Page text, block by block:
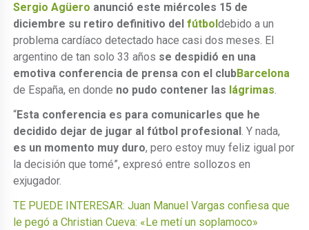
Sergio Agüero anunció este miércoles 15 de
diciembre su retiro definitivo delfútboldebido a un
problema cardíaco detectado hace casi dos meses. El
argentino de tan solo 33 años se despidió en una
emotiva conferencia de prensa con el clubBarcelona
de España, en donde no pudo contener las lágrimas.
“Esta conferencia es para comunicarles que he
decidido dejar de jugar al fútbol profesional. Y nada,
es un momento muy duro, pero estoy muy feliz igual por
la decisión que tomé”, expresó entre sollozos en
exjugador.
TE PUEDE INTERESAR: Juan Manuel Vargas confiesa que
le pegó a Christian Cueva: «Le metí un soplamoco»